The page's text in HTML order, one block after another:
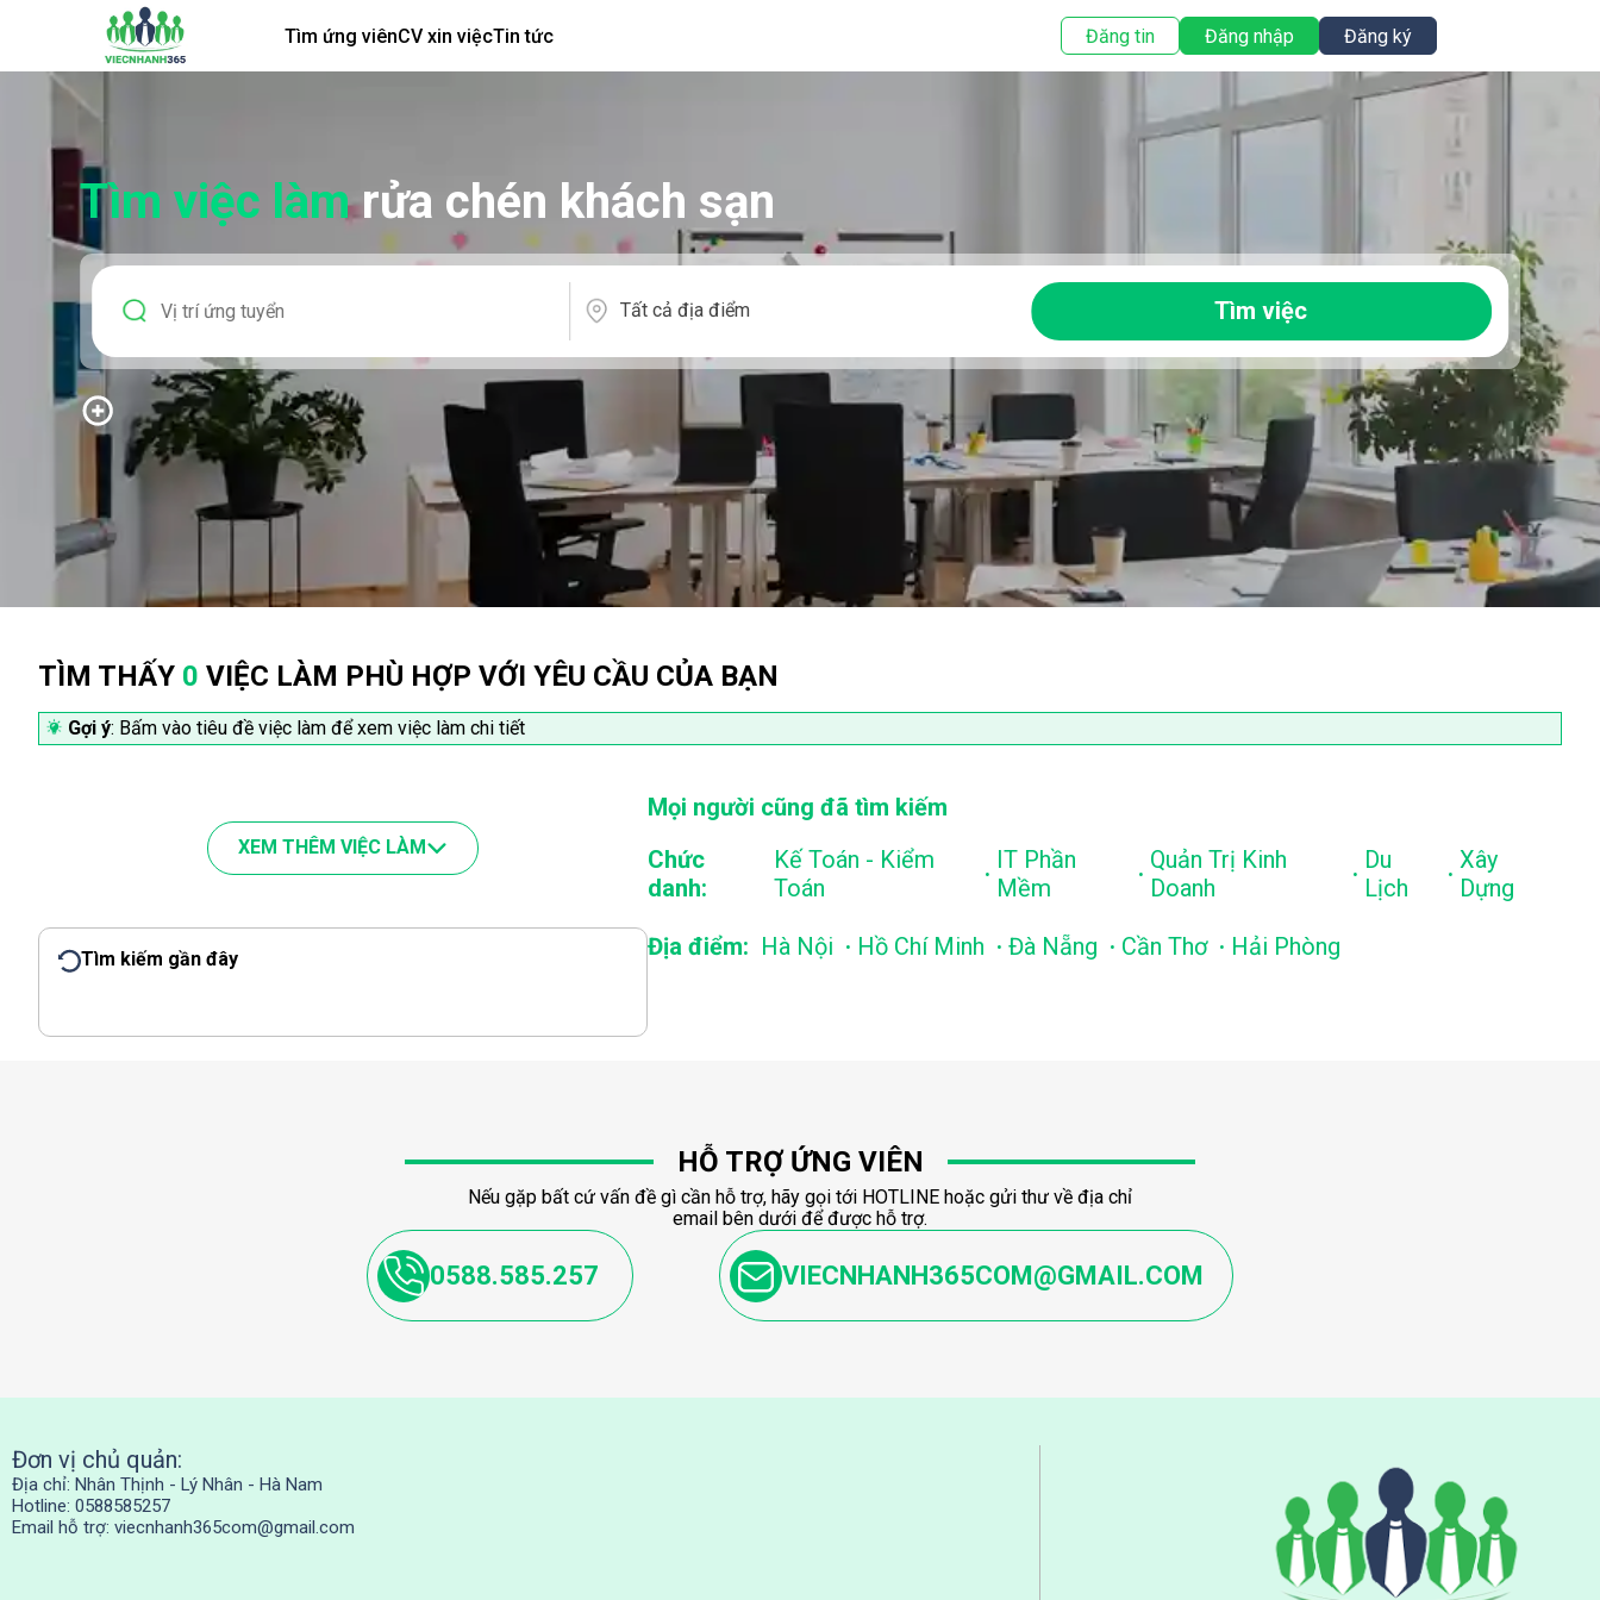
Tìm ứng viênCV xin việcTin tức Đăng tin Đăng nhập Đăng ký
Tìm việc làmrửa chén khách sạn
Tất cả địa điểm Tìm việc
TÌM THẤY 0 VIỆC LÀM PHÙ HỢP VỚI YÊU CẦU CỦA BẠN
Gợi ý: Bấm vào tiêu đề việc làm để xem việc làm chi tiết
XEM THÊM VIỆC LÀM
Tìm kiếm gần đây
Mọi người cũng đã tìm kiếm
Chức
danh:
Kế Toán - Kiểm
Toán
. IT Phần
Mềm
. Quản Trị Kinh
Doanh
. Du
Lịch
. Xây
Dựng
Địa điểm: Hà Nội . Hồ Chí Minh . Đà Nẵng . Cần Thơ . Hải Phòng
HỖ TRỢ ỨNG VIÊN
Nếu gặp bất cứ vấn đề gì cần hỗ trợ, hãy gọi tới HOTLINE hoặc gửi thư về địa chỉ
email bên dưới để được hỗ trợ.
0588.585.257 VIECNHANH365COM@GMAIL.COM
Đơn vị chủ quản:
Địa chỉ: Nhân Thịnh - Lý Nhân - Hà Nam
Hotline: 0588585257
Email hỗ trợ: viecnhanh365com@gmail.com